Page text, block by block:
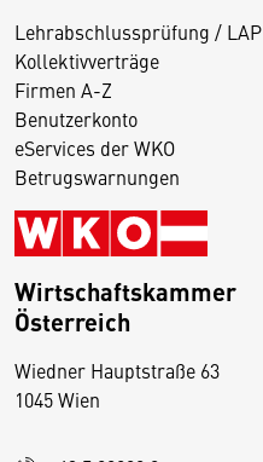
Lehrabschlussprüfung / LAP
Kollektivverträge
Firmen A-Z
Benutzerkonto
eServices der WKO
Betrugswarnungen
Wirtschaftskammer
Österreich
Wiedner Hauptstraße 63
1045 Wien